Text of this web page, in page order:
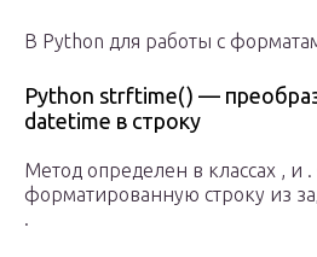
В Python для работы с
Python strftime() —
datetime в строку
Метод определен в классах , и
форматированную строку из
.